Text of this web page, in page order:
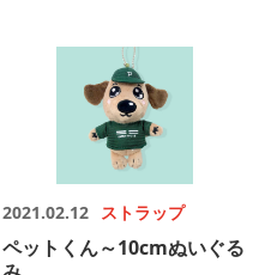
2021.02.12 ストラップ
ペットくん～10cmぬいぐる